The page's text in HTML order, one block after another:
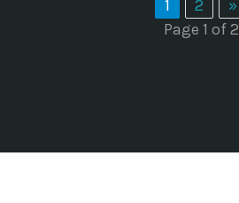
1 2
»
Page 1 of 2